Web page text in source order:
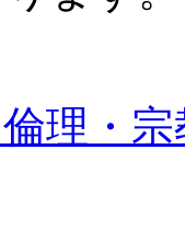
理・宗